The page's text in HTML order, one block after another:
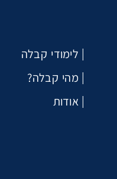
לימודי קבלה
?מהי קבלה
אודות